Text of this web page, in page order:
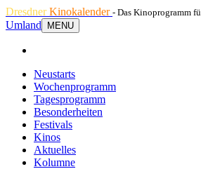
DresdnerKinokalender - Das Kinoprogramm
Umland
MENU
Neustarts
Wochenprogramm
Tagesprogramm
Besonderheiten
Festivals
Kinos
Aktuelles
Kolumne